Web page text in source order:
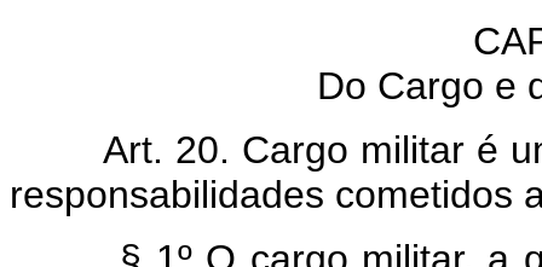
Do Cargo e
Art. 20. Cargo militar é
responsabilidades cometidos